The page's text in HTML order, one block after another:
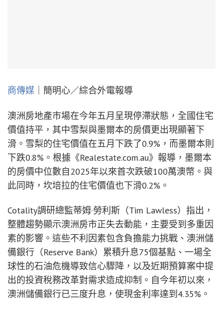
商傳媒 ｜簡明心／綜合外電報導
澳洲房地產市場在今年五月呈現停滯狀態，全國住宅
價值持平，其中雪梨與墨爾本的房價更出現顯著下
滑。雪梨的住宅價值在五月下跌了0.9%，而墨爾本則
下跌0.8%。根據《Realestate.com.au》報導，墨爾本
的房價中位數自2025年以來首次跌破100萬澳幣。與
此同時，坎培拉的住宅價值也下滑0.2%。
Cotality調研總監蒂姆·勞利斯（Tim Lawless）指出，
整體趨勢顯示澳洲房市正失去動能，主要受到多重因
素的影響。這些不利因素包含負擔能力挑戰、澳洲儲
備銀行（Reserve Bank）累積升息75個基點、一場全
球性的石油危機導致信心驟降，以及近期預算案中提
出的投資稅務改革對需求造成抑制。自今年初以來，
澳洲儲備銀行已三度升息，使現金利率達到4.35%。